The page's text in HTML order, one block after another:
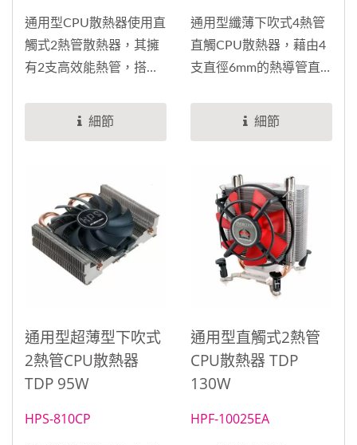
散熱解決方案，我們的水
冷散熱器都能滿足您的需
求。立即升級到我們的水
的冷卻效果，讓您的系統
始終保持在最佳狀態下運
通用型CPU散熱器使用直
觸式2熱管散熱器，其擁
有2支高效能熱管，搭配
片，風扇配置
細節
通用型纖薄下吹式4熱管
直觸CPU散熱器，藉由4
支直徑6mm的熱導管直
熱效率可達130W，讓
溫度。採用具有PWM功
能的8公分風扇，放置於
散熱鰭片的上方，可幫助
風流更順暢，同時能經由
偵測到的CPU溫度來自動
調解風扇轉速，最高可達
散更有效率，靜音與散熱
兼顧。
細節
通用型超薄型下吹式
2熱管CPU散熱器
TDP 95W
HPS-810CP
通用型直觸式2熱管
CPU散熱器 TDP
130W
HPF-10025EA